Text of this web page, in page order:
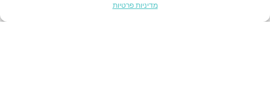
מדיניות פרטיות